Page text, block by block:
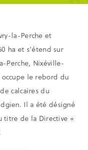
la-Perche et
ha et s’étend sur
Perche, Nixéville-
le rebord du
calcaires du
Il a été désigné
titre de la Directive «